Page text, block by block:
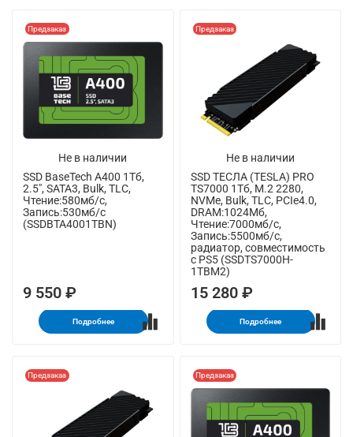
Не в наличии
Предзаказ
SSD BaseTech A400 1Тб,
2.5", SATA3, Bulk, TLC,
Чтение:580мб/с,
Запись:530мб/с
(SSDBTA4001TBN)
9 550 ₽
Подробнее
Не в наличии
Предзаказ
SSD ТЕСЛА (TESLA) PRO
TS7000 1Тб, M.2 2280,
NVMe, Bulk, TLC, PCIe4.0,
DRAM:1024Мб,
Чтение:7000мб/с,
Запись:5500мб/с,
радиатор, совместимость
с PS5 (SSDTS7000H-
1TBM2)
15 280 ₽
Подробнее
Предзаказ Предзаказ